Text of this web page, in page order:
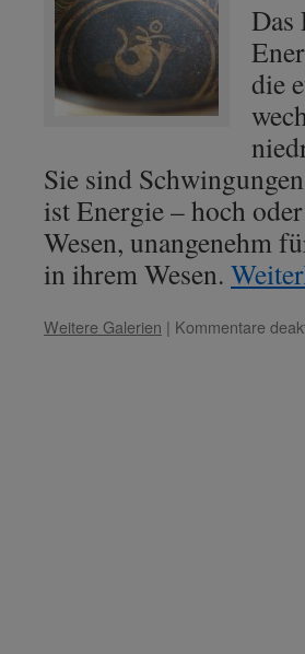
Das
die
Sie sind
ist Energie – hoch
Wesen, unangenehm
in ihrem Wesen.
Weitere Galerien | Kommentare